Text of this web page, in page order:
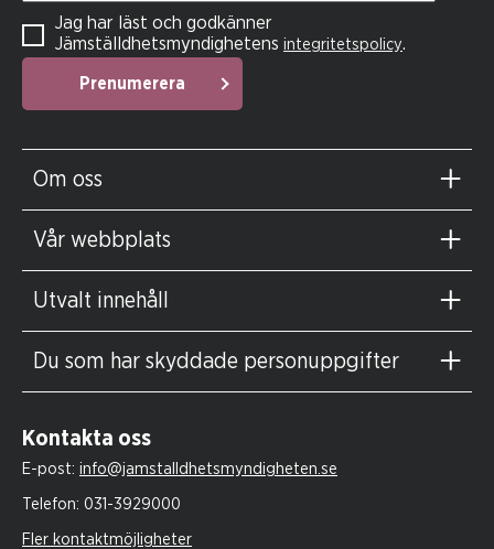
Prenumerera
Jag har läst och godkänner
Jämställdhetsmyndighetens integritetspolicy.
Om oss
Vår webbplats
Utvalt innehåll
Du som har skyddade personuppgifter
Kontakta oss
E-post: info@jamstalldhetsmyndigheten.se
Telefon: 031-3929000
Fler kontaktmöjligheter